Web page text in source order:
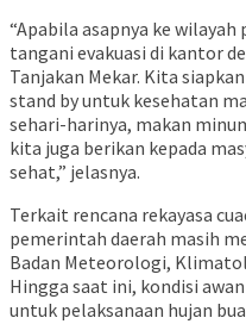
“Apabila asapnya ke
tangani evakuasi di kantor
Tanjakan Mekar. Kita
stand by untuk kesehatan
sehari-harinya, makan
kita juga berikan kepada
sehat,” jelasnya.
Terkait rencana rekayasa
pemerintah daerah masih
Badan Meteorologi,
Hingga saat ini, kondisi
untuk pelaksanaan hujan